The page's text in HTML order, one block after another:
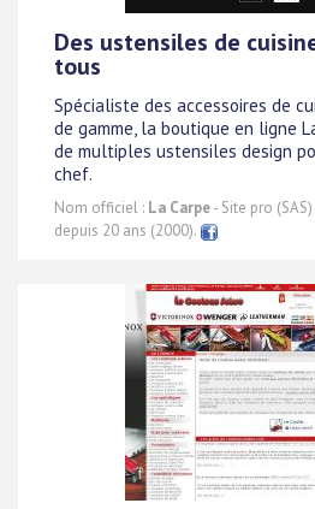
Des ustensiles de
tous
Spécialiste des accessoires de
de gamme, la boutique en ligne
de multiples ustensiles design
chef.
Nom officiel : La Carpe- Site pro
depuis 20 ans (2000).